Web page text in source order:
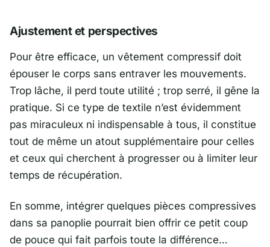
Ajustement et perspectives
Pour être efficace, un vêtement compressif doit
épouser le corps sans entraver les mouvements.
Trop lâche, il perd toute utilité ; trop serré, il gêne la
pratique. Si ce type de textile n’est évidemment
pas miraculeux ni indispensable à tous, il constitue
tout de même un atout supplémentaire pour celles
et ceux qui cherchent à progresser ou à limiter leur
temps de récupération.
En somme, intégrer quelques pièces compressives
dans sa panoplie pourrait bien offrir ce petit coup
de pouce qui fait parfois toute la différence…